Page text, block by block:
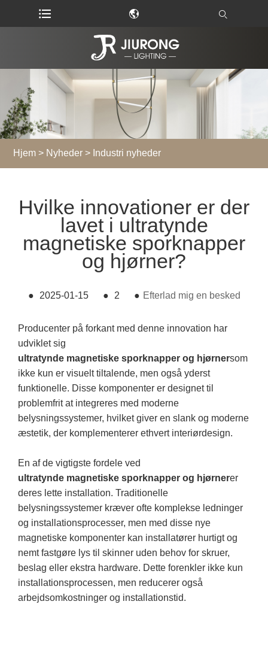
Hjem > Nyheder > Industri nyheder
Hvilke innovationer er der
lavet i ultratynde
magnetiske sporknapper
og hjørner?
● 2025-01-15 ● 2 ● Efterlad mig en besked
Producenter på forkant med denne innovation har
udviklet sig
ultratynde magnetiske sporknapper og hjørnersom
ikke kun er visuelt tiltalende, men også yderst
funktionelle. Disse komponenter er designet til
problemfrit at integreres med moderne
belysningssystemer, hvilket giver en slank og moderne
æstetik, der komplementerer ethvert interiørdesign.
En af de vigtigste fordele ved
ultratynde magnetiske sporknapper og hjørnerer
deres lette installation. Traditionelle
belysningssystemer kræver ofte komplekse ledninger
og installationsprocesser, men med disse nye
magnetiske komponenter kan installatører hurtigt og
nemt fastgøre lys til skinner uden behov for skruer,
beslag eller ekstra hardware. Dette forenkler ikke kun
installationsprocessen, men reducerer også
arbejdsomkostninger og installationstid.